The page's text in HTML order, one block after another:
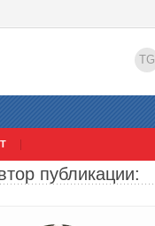
TG
публикации: